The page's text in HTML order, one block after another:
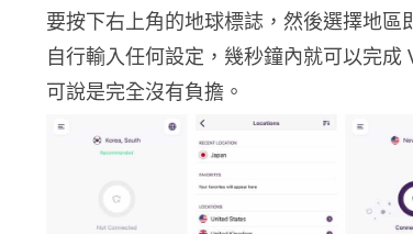
要按下右上角的地球標誌，然後選擇地區
自行輸入任何設定，幾秒鐘內就可以完成
可說是完全沒有負擔。